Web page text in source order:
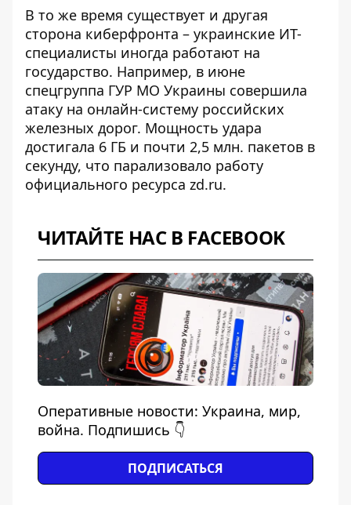
В то же время существует и другая
сторона киберфронта – украинские ИТ-
специалисты иногда работают на
государство. Например, в июне
спецгруппа ГУР МО Украины совершила
атаку на онлайн-систему российских
железных дорог. Мощность удара
достигала 6 ГБ и почти 2,5 млн. пакетов в
секунду, что парализовало работу
официального ресурса zd.ru.
ЧИТАЙТЕ НАС В FACEBOOK
Оперативные новости: Украина, мир,
война. Подпишись 👇
ПОДПИСАТЬСЯ